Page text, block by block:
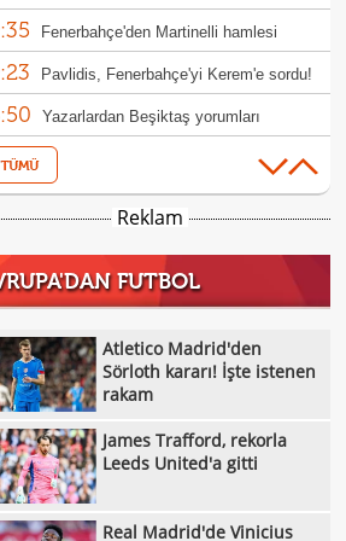
yanıt bekliyor
Fenerbahçe'den Martinelli hamlesi
Pavlidis, Fenerbahçe'yi Kerem'e sordu!
Yazarlardan Beşiktaş yorumları
Rafael Leao, Galatasaray'a çok yakın!
masadaki rakam
Mauro Icardi'den Galatasaray'ın teklifine
son durum
İşte Konferans Ligi'nde gecenin sonuçları
İşte Avrupa Ligi'nde gecenin sonuçları!
Benfica, Hearts karşısında gol oldu
Atletico Madrid'den Sörloth kararı! İşte
rakam
Vincenzo Italiano: "Cesur olduk ve
Reklam
FUTBOL
Atletico Madrid'den
Sörloth kararı! İşte istenen
rakam
James Trafford, rekorla
Leeds United'a gitti
Real Madrid'de Vinicius